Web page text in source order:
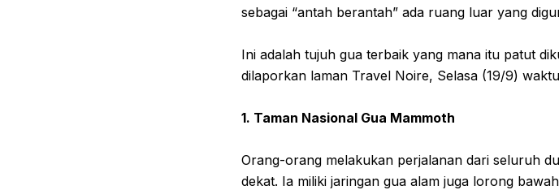
sebagai “antah berantah” ada ruang luar yang
Ini adalah tujuh gua terbaik yang mana itu patut
dilaporkan laman Travel Noire, Selasa (19/9)
1. Taman Nasional Gua Mammoth
Orang-orang melakukan perjalanan dari seluruh
dekat. Ia miliki jaringan gua alam juga lorong